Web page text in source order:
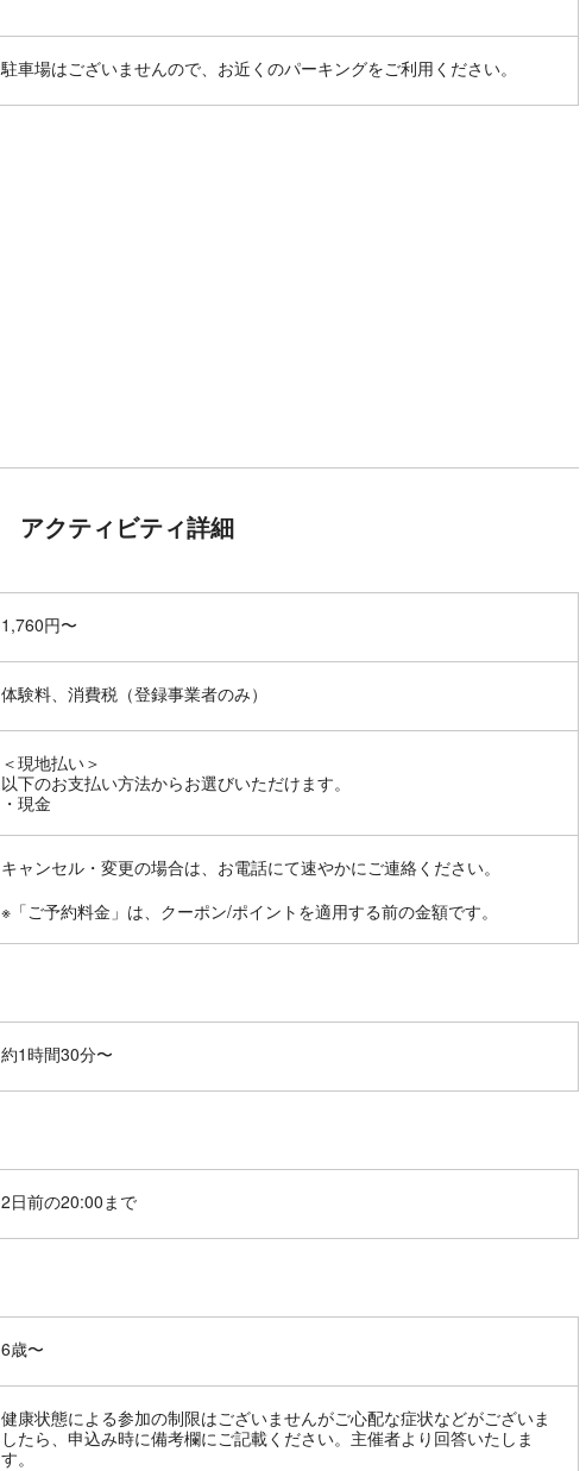
駐車場はございませんので、お近くのパーキングをご利用ください。
アクティビティ詳細
1,760円〜
体験料、消費税（登録事業者のみ）
＜現地払い＞
以下のお支払い方法からお選びいただけます。
・現金
キャンセル・変更の場合は、お電話にて速やかにご連絡ください。
※「ご予約料金」は、クーポン/ポイントを適用する前の金額です。
約1時間30分〜
2日前の20:00まで
6歳〜
健康状態による参加の制限はございませんがご心配な症状などがございま
したら、申込み時に備考欄にご記載ください。主催者より回答いたしま
す。